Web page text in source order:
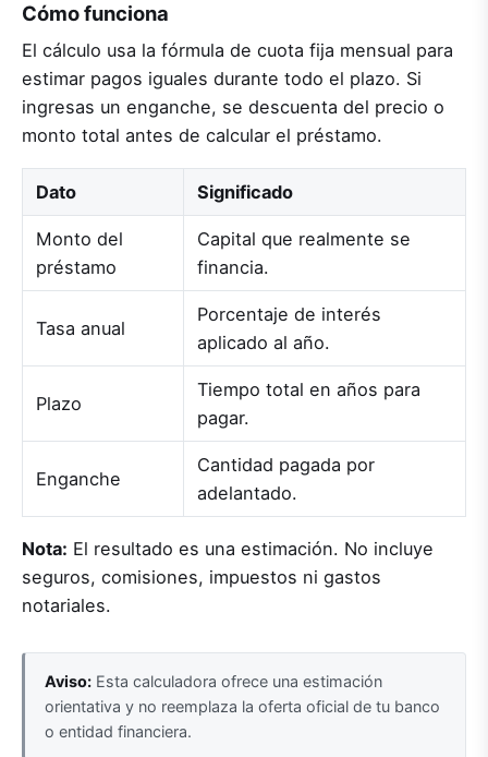
Cómo funciona
El cálculo usa la fórmula de cuota fija mensual para
estimar pagos iguales durante todo el plazo. Si
ingresas un enganche, se descuenta del precio o
monto total antes de calcular el préstamo.
Dato Significado
Monto del
préstamo
Capital que realmente se
financia.
Tasa anual
Porcentaje de interés
aplicado al año.
Plazo
Tiempo total en años para
pagar.
Enganche
Cantidad pagada por
adelantado.
Nota: El resultado es una estimación. No incluye
seguros, comisiones, impuestos ni gastos
notariales.
Aviso: Esta calculadora ofrece una estimación
orientativa y no reemplaza la oferta oficial de tu banco
o entidad financiera.